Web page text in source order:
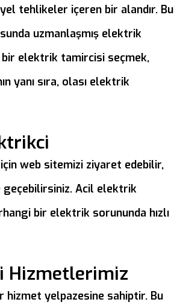
tehlikeler içeren bir alandır. Bu
uzmanlaşmış elektrik
elektrik tamircisi seçmek,
yanı sıra, olası elektrik
web sitemizi ziyaret edebilir,
Acil elektrik
bir elektrik sorununda hızlı
Hizmetlerimiz
yelpazesine sahiptir. Bu